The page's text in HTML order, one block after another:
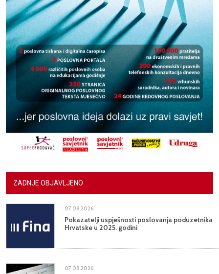
ZADNJE OBJAVLJENO
07.08.2026.
Pokazatelji uspješnosti poslovanja poduzetnika
Hrvatske u 2025. godini
07.08.2026.